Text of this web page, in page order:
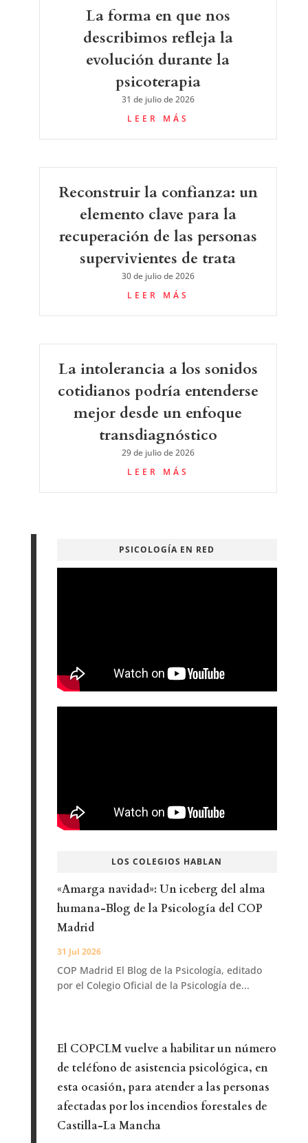
La forma en que nos
describimos refleja la
evolución durante la
psicoterapia
31 de julio de 2026
LEER MÁS
Reconstruir la confianza: un
elemento clave para la
recuperación de las personas
supervivientes de trata
30 de julio de 2026
LEER MÁS
La intolerancia a los sonidos
cotidianos podría entenderse
mejor desde un enfoque
transdiagnóstico
29 de julio de 2026
LEER MÁS
PSICOLOGÍA EN RED
LOS COLEGIOS HABLAN
«Amarga navidad»: Un iceberg del alma
humana-Blog de la Psicología del COP
Madrid
31 Jul 2026
COP Madrid El Blog de la Psicología, editado
por el Colegio Oficial de la Psicología de...
El COPCLM vuelve a habilitar un número
de teléfono de asistencia psicológica, en
esta ocasión, para atender a las personas
afectadas por los incendios forestales de
Castilla-La Mancha